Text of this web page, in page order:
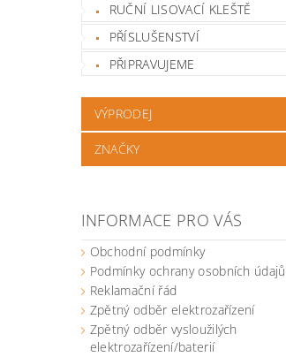
RUČNÍ LISOVACÍ KLEŠTĚ
PŘÍSLUŠENSTVÍ
PŘIPRAVUJEME
VÝPRODEJ
ZNAČKY
INFORMACE PRO VÁS
Obchodní podmínky
Podmínky ochrany osobních údajů
Reklamační řád
Zpětný odběr elektrozařízení
Zpětný odběr vysloužilých
elektrozařízení/baterií